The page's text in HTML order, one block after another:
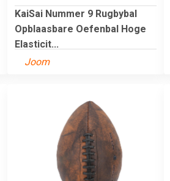
KaiSai Nummer 9 Rugbybal
Opblaasbare Oefenbal Hoge
Elasticit...
Joom